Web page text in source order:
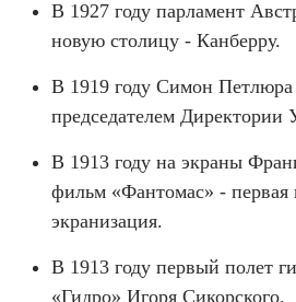
В 1927 году парламент
новую столицу - Канберру.
В 1919 году Симон Петлюра
председателем Директории
В 1913 году на экраны
фильм «Фантомас» - первая
экранизация.
В 1913 году первый полет
«Гидро» Игоря Сикорского.